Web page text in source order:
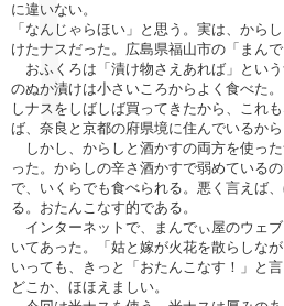
に違いない。
「なんじゃらほい」と思う。実は、から
けたナスだった。広島県福山市の「まんで
おふくろは「漬け物さえあれば」とい
のぬか漬けは小さいころからよく食べた
しナスをしばしば買ってきたから、これ
ば、奈良と京都の府県境に住んでいるか
しかし、からしと酒かすの両方を使っ
った。からしの辛さ酒かすで弱めている
で、いくらでも食べられる。悪く言えば
る。おたんこなす的である。
インターネットで、まんでぃ屋のウェ
いてあった。「姑と嫁が火花を散らしな
いっても、きっと「おたんこなす！」と
どこか、ほほえましい。